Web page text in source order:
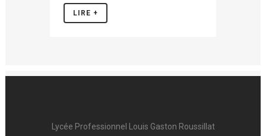
LIRE +
Lycée Professionnel Louis Gaston Roussillat